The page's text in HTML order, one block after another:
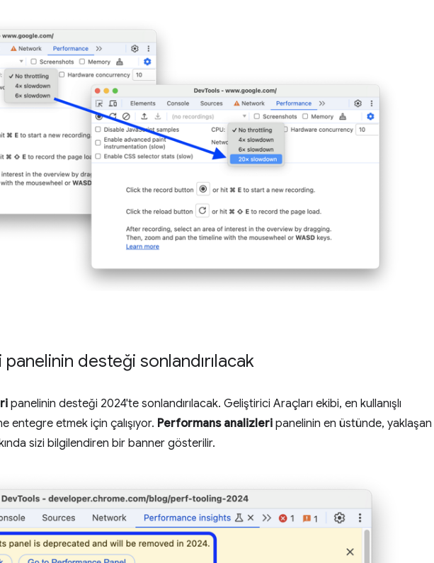
desteği sonlandırılacak
panelinin desteği 2024'te sonlandırılacak. Geliştirici Araçları ekibi, en kullanışlı
entegre etmek için çalışıyor. Performans analizleri panelinin en üstünde, yaklaşan
sizi bilgilendiren bir banner gösterilir.